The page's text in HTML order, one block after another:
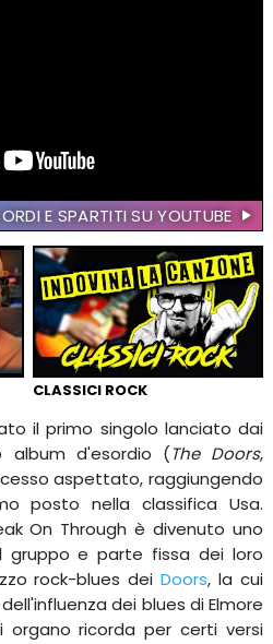
E SPARTITI SU YOUTUBE
CLASSICI ROCK
il primo singolo lanciato dai
d'esordio (The Doors,
aspettato, raggiungendo
posto nella classifica Usa.
On Through è divenuto uno
gruppo e parte fissa dei loro
rock-blues deiDoors, la cui
dei blues di Elmore
organo ricorda per certi versi